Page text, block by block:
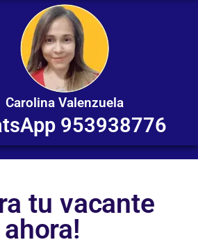
Carolina Valenzuela
953938776
tu vacante
ahora!